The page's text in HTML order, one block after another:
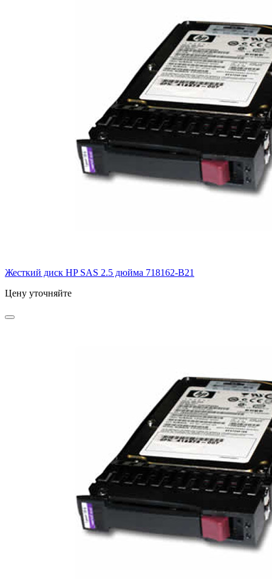
Жесткий диск HP SAS 2.5 дюйма 718162-B21
Цену уточняйте